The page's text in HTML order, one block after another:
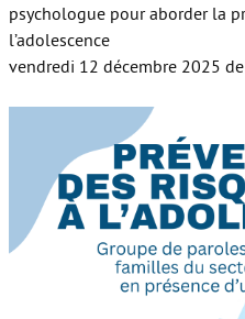
psychologue pour aborder la
l’adolescence
vendredi 12 décembre 2025